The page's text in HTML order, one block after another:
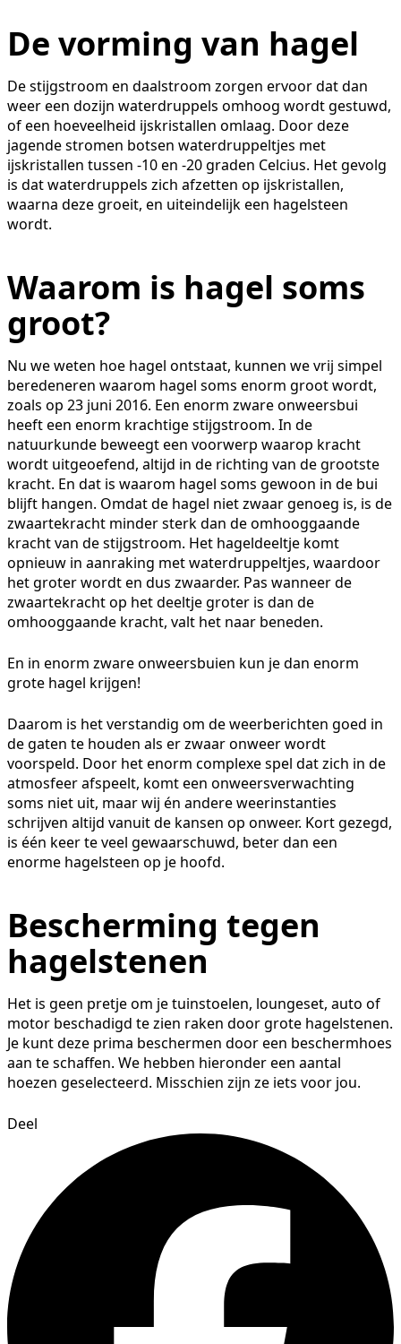
De vorming van hagel
De stijgstroom en daalstroom zorgen ervoor dat dan
weer een dozijn waterdruppels omhoog wordt gestuwd,
of een hoeveelheid ijskristallen omlaag. Door deze
jagende stromen botsen waterdruppeltjes met
ijskristallen tussen -10 en -20 graden Celcius. Het gevolg
is dat waterdruppels zich afzetten op ijskristallen,
waarna deze groeit, en uiteindelijk een hagelsteen
wordt.
Waarom is hagel soms
groot?
Nu we weten hoe hagel ontstaat, kunnen we vrij simpel
beredeneren waarom hagel soms enorm groot wordt,
zoals op 23 juni 2016. Een enorm zware onweersbui
heeft een enorm krachtige stijgstroom. In de
natuurkunde beweegt een voorwerp waarop kracht
wordt uitgeoefend, altijd in de richting van de grootste
kracht. En dat is waarom hagel soms gewoon in de bui
blijft hangen. Omdat de hagel niet zwaar genoeg is, is de
zwaartekracht minder sterk dan de omhooggaande
kracht van de stijgstroom. Het hageldeeltje komt
opnieuw in aanraking met waterdruppeltjes, waardoor
het groter wordt en dus zwaarder. Pas wanneer de
zwaartekracht op het deeltje groter is dan de
omhooggaande kracht, valt het naar beneden.
En in enorm zware onweersbuien kun je dan enorm
grote hagel krijgen!
Daarom is het verstandig om de weerberichten goed in
de gaten te houden als er zwaar onweer wordt
voorspeld. Door het enorm complexe spel dat zich in de
atmosfeer afspeelt, komt een onweersverwachting
soms niet uit, maar wij én andere weerinstanties
schrijven altijd vanuit de kansen op onweer. Kort gezegd,
is één keer te veel gewaarschuwd, beter dan een
enorme hagelsteen op je hoofd.
Bescherming tegen
hagelstenen
Het is geen pretje om je tuinstoelen, loungeset, auto of
motor beschadigd te zien raken door grote hagelstenen.
Je kunt deze prima beschermen door een beschermhoes
aan te schaffen. We hebben hieronder een aantal
hoezen geselecteerd. Misschien zijn ze iets voor jou.
Deel